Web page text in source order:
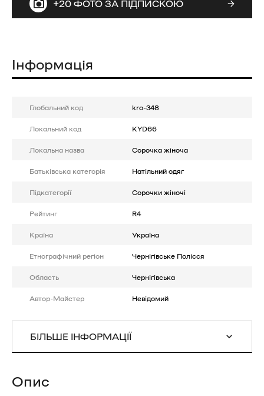
+20 ФОТО ЗА ПІДПИСКОЮ
Інформація
Глобальний код kro-348
Локальний код KYD66
Локальна назва Сорочка жіноча
Батькiвська категорія Натільний одяг
Підкатегорії Сорочки жіночі
Рейтинг R4
Країна Україна
Етнографічний регіон Чернігівське Полісся
Область Чернігівська
Автор-Майстер Невідомий
БІЛЬШЕ ІНФОРМАЦІЇ
Опис